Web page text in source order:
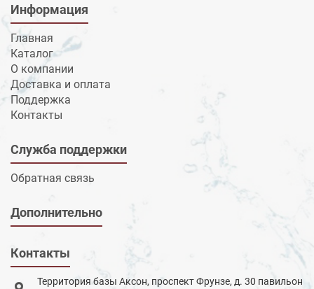
Информация
Главная
Каталог
О компании
Доставка и оплата
Поддержка
Контакты
Служба поддержки
Обратная связь
Дополнительно
Контакты
Территория базы Аксон, проспект Фрунзе, д. 30 павильон